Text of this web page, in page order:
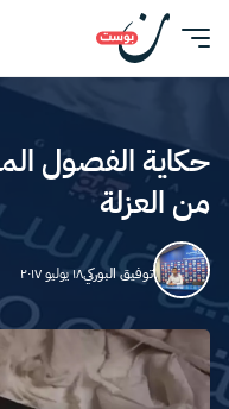
حكاية الفصول
من العزلة
توفيق البوركي١٨ يوليو ٢٠١٧